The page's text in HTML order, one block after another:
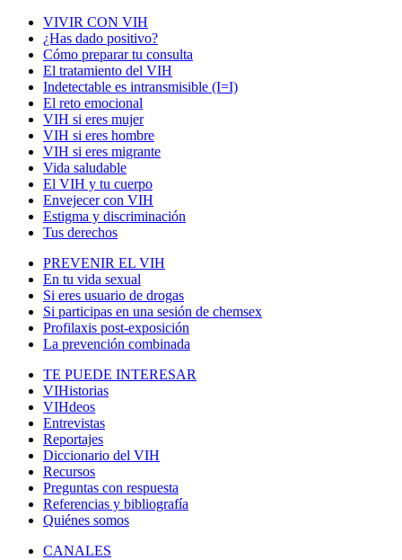
VIVIR CON VIH
¿Has dado positivo?
Cómo preparar tu consulta
El tratamiento del VIH
Indetectable es intransmisible (I=I)
El reto emocional
VIH si eres mujer
VIH si eres hombre
VIH si eres migrante
Vida saludable
El VIH y tu cuerpo
Envejecer con VIH
Estigma y discriminación
Tus derechos
PREVENIR EL VIH
En tu vida sexual
Si eres usuario de drogas
Si participas en una sesión de chemsex
Profilaxis post-exposición
La prevención combinada
TE PUEDE INTERESAR
VIHistorias
VIHdeos
Entrevistas
Reportajes
Diccionario del VIH
Recursos
Preguntas con respuesta
Referencias y bibliografía
Quiénes somos
CANALES